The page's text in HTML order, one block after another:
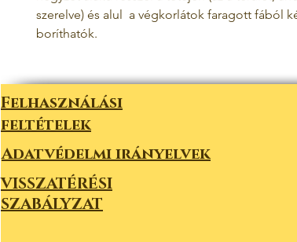
szerelve) és alul
a végkorlátok faragott fából
boríthatók.
Felhasználási
feltételek
Adatvédelmi irányelvek
VISSZATÉRÉSI
SZABÁLYZAT